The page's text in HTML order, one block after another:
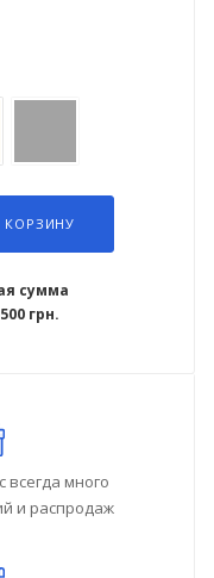
КОРЗИНУ
сумма
грн.
всегда много
и распродаж